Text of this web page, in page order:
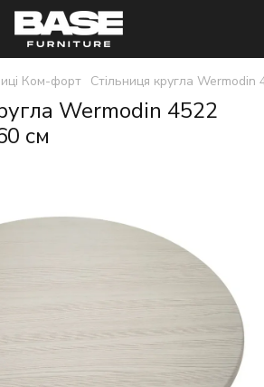
Ком-форт Стільниця кругла
Wermodin 4522
см